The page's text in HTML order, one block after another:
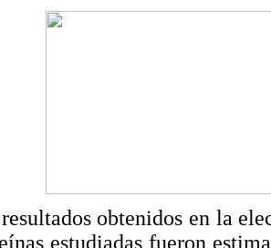
obtenidos en la
estudiadas fueron